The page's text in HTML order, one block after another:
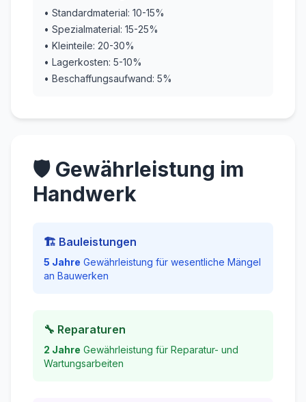
• Standardmaterial: 10-15%
• Spezialmaterial: 15-25%
• Kleinteile: 20-30%
• Lagerkosten: 5-10%
• Beschaffungsaufwand: 5%
🛡️ Gewährleistung im
Handwerk
🏗️ Bauleistungen
5 Jahre Gewährleistung für wesentliche Mängel
an Bauwerken
🔧 Reparaturen
2 Jahre Gewährleistung für Reparatur- und
Wartungsarbeiten